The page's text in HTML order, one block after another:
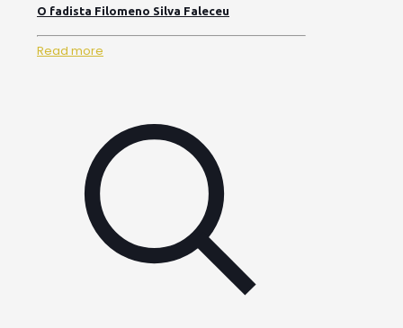
O fadista Filomeno Silva Faleceu
Read more